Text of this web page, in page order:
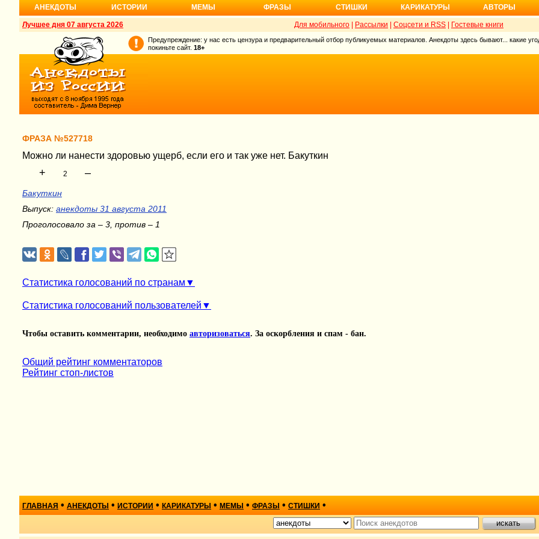
АНЕКДОТЫ ИСТОРИИ МЕМЫ ФРАЗЫ СТИШКИ КАРИКАТУРЫ АВТОРЫ
Лучшее дня 07 августа 2026 Для мобильного Рассылки Соцсети и RSS Гостевые книги
Предупреждение: у нас есть цензура и предварительный отбор публикуемых материалов. Анекдоты здесь бывают... какие
покиньте сайт. 18+
ФРАЗА №527718
Можно ли нанести здоровью ущерб, если его и так уже нет. Бакуткин
+ 2 –
Бакуткин
Выпуск: анекдоты 31 августа 2011
Проголосовало за – 3, против – 1
Статистика голосований по странам
Статистика голосований пользователей
Чтобы оставить комментарии, необходимо авторизоваться. За оскорбления и спам - бан.
Общий рейтинг комментаторов
Рейтинг стоп-листов
ГЛАВНАЯ • АНЕКДОТЫ • ИСТОРИИ • КАРИКАТУРЫ • МЕМЫ • ФРАЗЫ • СТИШКИ •